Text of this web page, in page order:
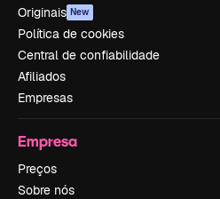
Originais New
Política de cookies
Central de confiabilidade
Afiliados
Empresas
Empresa
Preços
Sobre nós